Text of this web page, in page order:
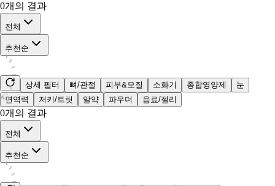
0개의 결과
전체
추천순
상세 필터 뼈/관절 피부&모질 소화기 종합영양제
눈
면역력
저키/트릿 알약 파우더 음료/젤리
0개의 결과
전체
추천순